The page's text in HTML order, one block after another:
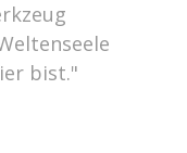
bist."